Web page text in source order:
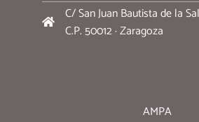
C/ San Juan Bautista de la
C.P. 50012 · Zaragoza
AMPA